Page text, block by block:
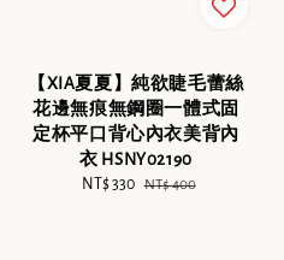
【XIA夏夏】純欲睫毛蕾絲
花邊無痕無鋼圈一體式固
定杯平口背心內衣美背內
衣 HSNY02190
Sale
NT$ 330 Regular
NT$ 400